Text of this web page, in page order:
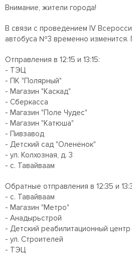
Внимание, жители города!
В связи с проведением IV
автобуса №3 временно изменится.
Отправления в 12:15 и 13:15:
- ТЭЦ
- ПК "Полярный"
- Магазин "Каскад"
- Сберкасса
- Магазин "Поле Чудес"
- Магазин "Катюша"
- Пивзавод
- Детский сад "Оленёнок"
- ул. Колхозная, д. 3
- с. Тавайваам
Обратные отправления в 12:35 и
- с. Тавайваам
- Магазин "Метро"
- Анадырьстрой
- Детский реабилитационный центр
- ул. Строителей
- ТЭЦ